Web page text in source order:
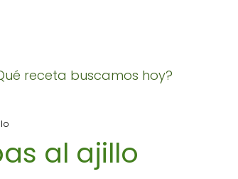
receta buscamos hoy?
al ajillo